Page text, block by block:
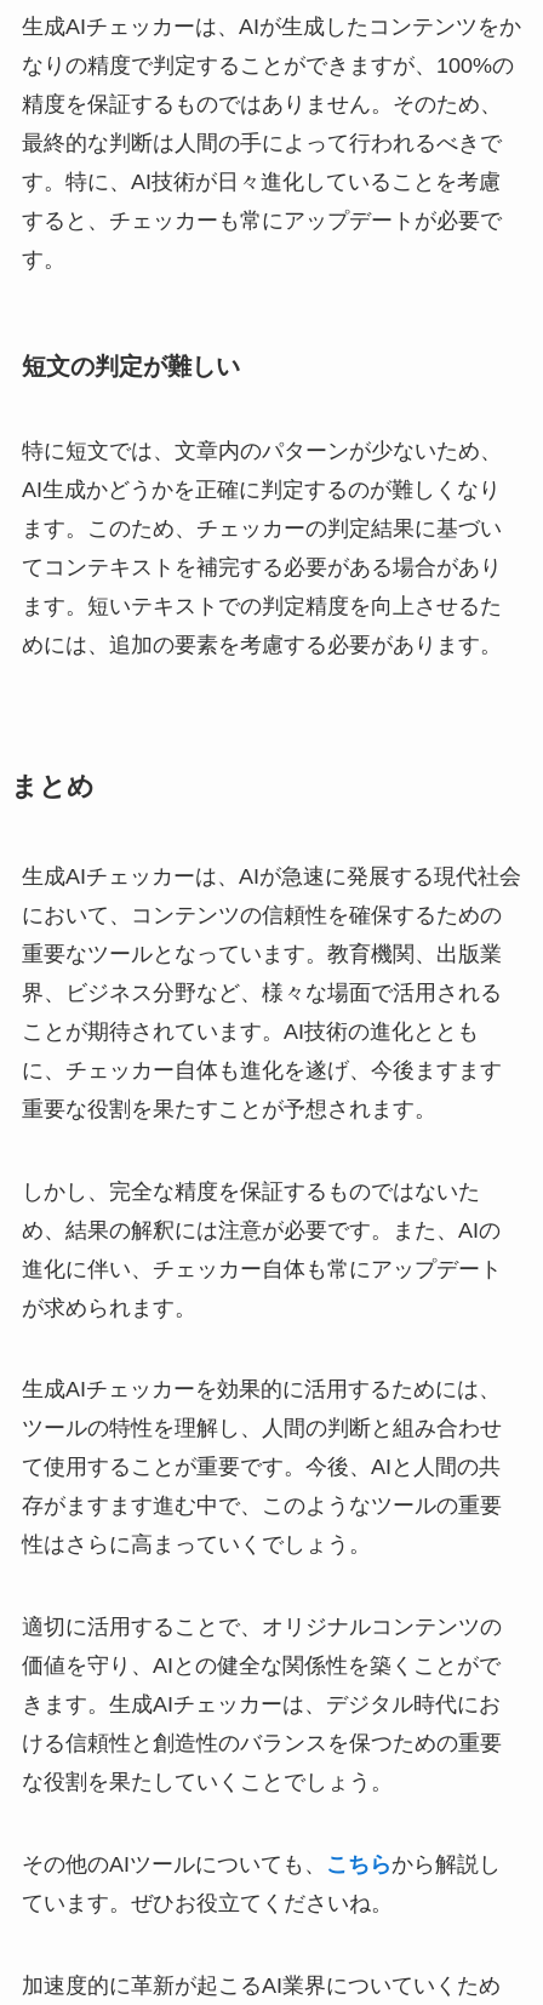
生成AIチェッカーは、AIが生成したコンテンツをか
なりの精度で判定することができますが、100%の
精度を保証するものではありません。そのため、
最終的な判断は人間の手によって行われるべきで
す。特に、AI技術が日々進化していることを考慮
すると、チェッカーも常にアップデートが必要で
す。
短文の判定が難しい
特に短文では、文章内のパターンが少ないため、
AI生成かどうかを正確に判定するのが難しくなり
ます。このため、チェッカーの判定結果に基づい
てコンテキストを補完する必要がある場合があり
ます。短いテキストでの判定精度を向上させるた
めには、追加の要素を考慮する必要があります。
まとめ
生成AIチェッカーは、AIが急速に発展する現代社会
において、コンテンツの信頼性を確保するための
重要なツールとなっています。教育機関、出版業
界、ビジネス分野など、様々な場面で活用される
ことが期待されています。AI技術の進化ととも
に、チェッカー自体も進化を遂げ、今後ますます
重要な役割を果たすことが予想されます。
しかし、完全な精度を保証するものではないた
め、結果の解釈には注意が必要です。また、AIの
進化に伴い、チェッカー自体も常にアップデート
が求められます。
生成AIチェッカーを効果的に活用するためには、
ツールの特性を理解し、人間の判断と組み合わせ
て使用することが重要です。今後、AIと人間の共
存がますます進む中で、このようなツールの重要
性はさらに高まっていくでしょう。
適切に活用することで、オリジナルコンテンツの
価値を守り、AIとの健全な関係性を築くことがで
きます。生成AIチェッカーは、デジタル時代にお
ける信頼性と創造性のバランスを保つための重要
な役割を果たしていくことでしょう。
その他のAIツールについても、 こちらから解説し
ています。ぜひお役立てくださいね。
加速度的に革新が起こるAI業界についていくため